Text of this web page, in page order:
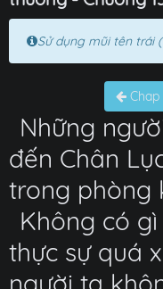
Sử dụng mũi tên trái
Những
đến Chân
trong phòng
Không có
thực sự quá